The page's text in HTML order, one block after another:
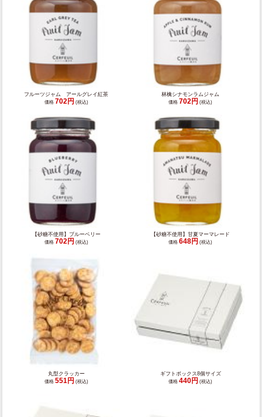
フルーツジャム アールグレイ紅茶
価格 702円 (税込)
林檎シナモンラムジャム
価格 702円 (税込)
【砂糖不使用】ブルーベリー
価格 702円 (税込)
【砂糖不使用】甘夏マーマレード
価格 648円 (税込)
丸型クラッカー
価格 551円 (税込)
ギフトボックス8個サイズ
価格 440円 (税込)